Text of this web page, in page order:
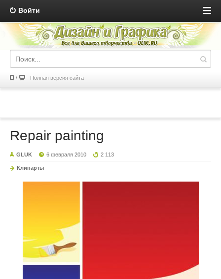
Войти
Полная версия сайта
Repair painting
GLUK 6 февраля 2010 2 113
Клипарты